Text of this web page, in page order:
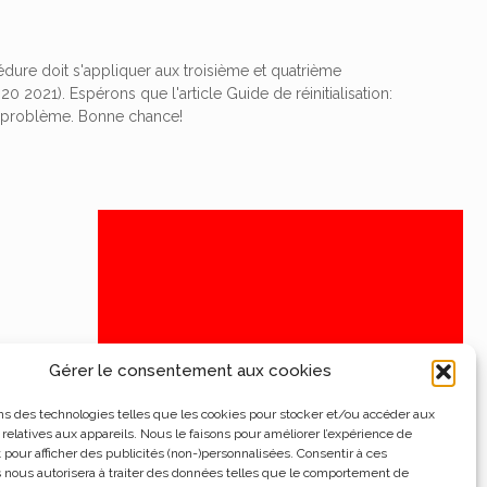
Gérer le consentement aux cookies
des technologies telles que les cookies pour stocker et/ou accéder aux
aux appareils. Nous le faisons pour améliorer l’expérience de
pour afficher des publicités (non-)personnalisées. Consentir à ces
nous autorisera à traiter des données telles que le comportement de
doit s'appliquer aux troisième et quatrième
2021). Espérons que l'article Guide de réinitialisation:
Bonne chance!